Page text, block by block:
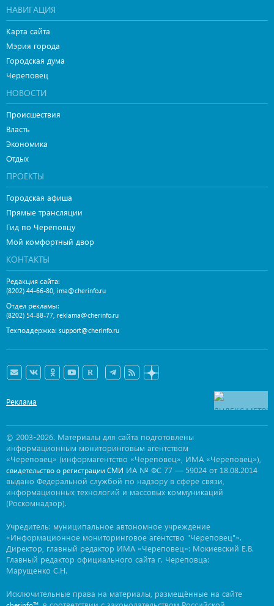
НАВИГАЦИЯ
Карта сайта
Мэрия города
Городская дума
Череповец
НОВОСТИ
Происшествия
Власть
Экономика
Отдых
ПРОЕКТЫ
Городская афиша
Прямые трансляции
Гид по Череповцу
Мой комфортный двор
КОНТАКТЫ
Редакция сайта:
(8202) 44-66-80 ima@cherinfo.ru
Отдел рекламы:
(8202) 54-88-77 reklama@cherinfo.ru
Техподдержка: support@cherinfo.ru
Реклама
© 2003-2026. Материалы для сайта подготовлены
информационным мониторинговым агентством
«Череповец» (информагентство «Череповец», ИМА «Череповец»),
свидетельство о регистрации СМИ ИА № ФС 77 — 59024 от 18.08.2014
выдано Федеральной службой по надзору в сфере связи,
информационных технологий и массовых коммуникаций
(Роскомнадзор).
Учредитель: муниципальное автономное учреждение
«Информационное мониторинговое агентство "Череповец"».
Директор, главный редактор ИМА «Череповец»: Мокиевский Е.В.
Главный редактор официального сайта г. Череповца:
Марущенко С.Н.
Исключительные права на материалы, размещённые на сайте